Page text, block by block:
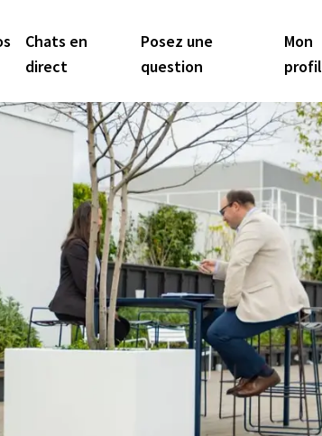
Chats en
direct
Posez une
question
Mon
profil